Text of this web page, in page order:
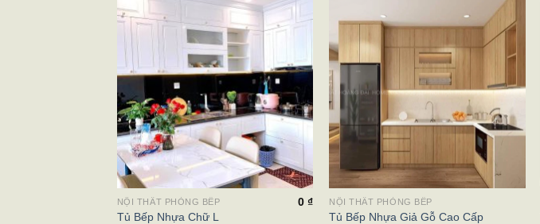
NỘI THẤT PHÒNG BẾP
Tủ Bếp Nhựa Chữ L
0₫ NỘI THẤT PHÒNG BẾP
Tủ Bếp Nhựa Giả Gỗ Cao Cấp